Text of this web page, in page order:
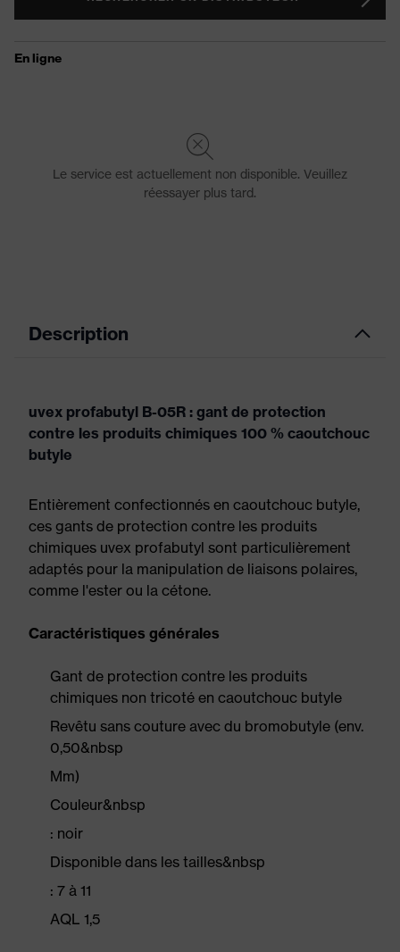
Description
uvex profabutyl B-05R : gant de protection
contre les produits chimiques 100 % caoutchouc
butyle
Entièrement confectionnés en caoutchouc butyle,
ces gants de protection contre les produits
chimiques uvex profabutyl sont particulièrement
adaptés pour la manipulation de liaisons polaires,
comme l'ester ou la cétone.
Caractéristiques générales
Gant de protection contre les produits
chimiques non tricoté en caoutchouc butyle
Revêtu sans couture avec du bromobutyle (env.
0,50&nbsp
Mm)
Couleur&nbsp
: noir
Disponible dans les tailles&nbsp
: 7 à 11
AQL 1,5